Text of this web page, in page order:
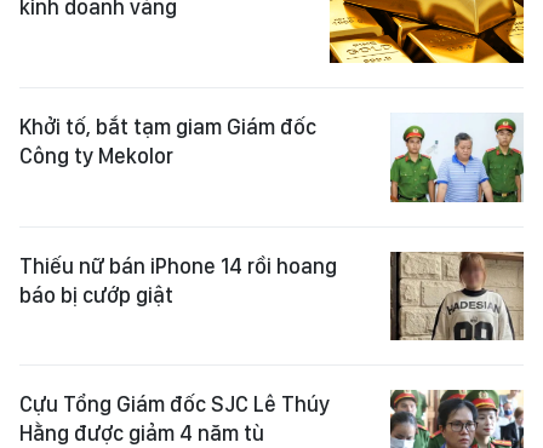
kinh doanh vàng
Khởi tố, bắt tạm giam Giám đốc
Công ty Mekolor
Thiếu nữ bán iPhone 14 rồi hoang
báo bị cướp giật
Cựu Tổng Giám đốc SJC Lê Thúy
Hằng được giảm 4 năm tù